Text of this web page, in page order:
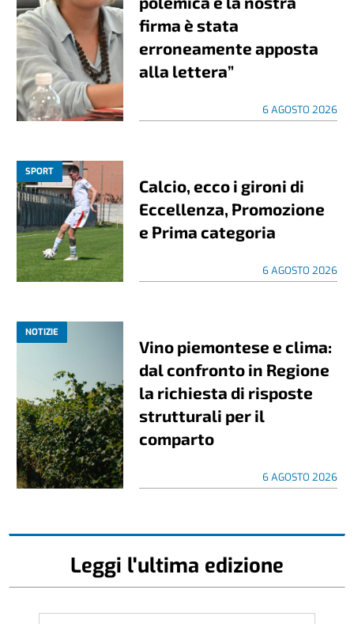
firma è stata
erroneamente apposta
alla lettera”
6 AGOSTO 2026
SPORT
Calcio, ecco i gironi di
Eccellenza, Promozione
e Prima categoria
6 AGOSTO 2026
NOTIZIE
Vino piemontese e clima:
dal confronto in Regione
la richiesta di risposte
strutturali per il
comparto
6 AGOSTO 2026
Leggi l'ultima edizione